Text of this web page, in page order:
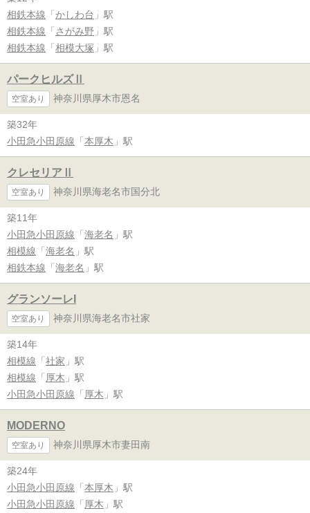
相鉄本線 「 かしわ台 」駅
相鉄本線 「 さがみ野 」駅
相鉄本線 「 相模大塚 」駅
パークヒルズⅡ
空室あり 神奈川県厚木市恩名
築32年
小田急小田原線 「 本厚木 」駅
クレセリアⅡ
空室あり 神奈川県海老名市国分北
築11年
小田急小田原線 「 海老名 」駅
相模線 「 海老名 」駅
相鉄本線 「 海老名 」駅
グランソーレI
空室あり 神奈川県海老名市社家
築14年
相模線 「 社家 」駅
相模線 「 厚木 」駅
小田急小田原線 「 厚木 」駅
MODERNO
空室あり 神奈川県厚木市妻田南
築24年
小田急小田原線 「 本厚木 」駅
小田急小田原線 「 厚木 」駅